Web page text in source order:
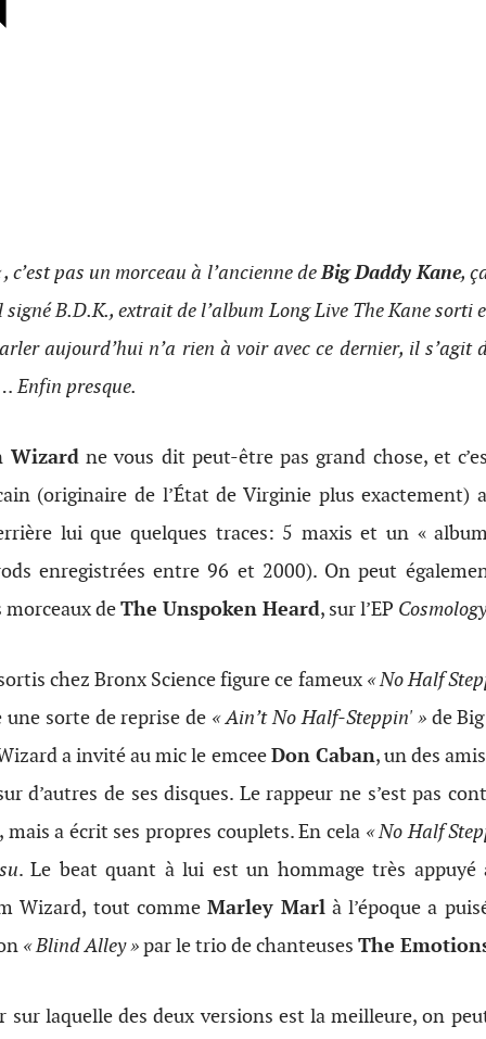
, c’est pas un morceau à l’ancienne deBig Daddy Kane,
B.D.K., extrait de l’album Long Live The Kane sorti
aujourd’hui n’a rien à voir avec ce dernier, il s’agit
Enfin presque.
Wizardne vous dit peut-être pas grand chose, et
(originaire de l’État de Virginie plus exactement)
lui que quelques traces: 5 maxis et un «
enregistrées entre 96 et 2000). On peut
deThe Unspoken Heard, sur l’EP Cosmology
chez Bronx Science figure ce fameux « No Half
sorte de reprise de « Ain’t No Half-Steppin' »de
a invité au mic le emceeDon Caban, un des
d’autres de ses disques. Le rappeur ne s’est pas
mais a écrit ses propres couplets. En cela « No Half
. Le beat quant à lui est un hommage très
Wizard, tout comme Marley Marl à l’époque a
« Blind Alley »par le trio de chanteuses The
sur laquelle des deux versions est la meilleure, on